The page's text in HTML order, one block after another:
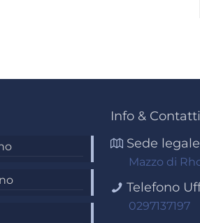
Info & Contatti
Sede
Mazzo di
Telefono
0297137197